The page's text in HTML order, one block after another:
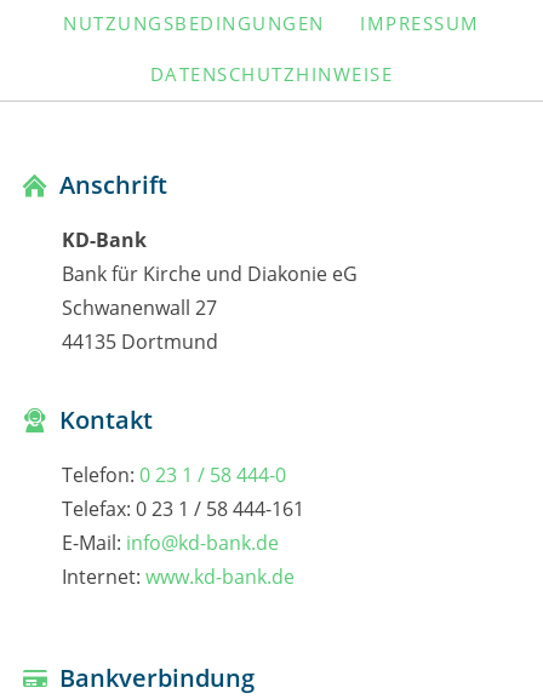
NUTZUNGSBEDINGUNGEN IMPRESSUM
DATENSCHUTZHINWEISE
Anschrift
KD-Bank
Bank für Kirche und Diakonie eG
Schwanenwall 27
44135 Dortmund
Kontakt
Telefon: 0 23 1 / 58 444-0
Telefax: 0 23 1 / 58 444-161
E-Mail: info@kd-bank.de
Internet: www.kd-bank.de
Bankverbindung